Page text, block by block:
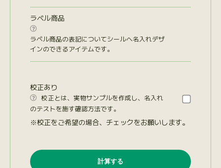
ラベル商品

ラベル商品の表記についてシールへ名入れデザ
インのできるアイテムです。
校正あり

校正とは、実物サンプルを作成し、名入れ
のテストを施す確認方法です。
※校正をご希望の場合、チェックをお願いします。